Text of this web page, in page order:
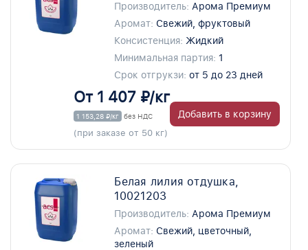
Производитель: Арома Премиум
Аромат: Свежий, фруктовый
Консистенция: Жидкий
Минимальная партия: 1
Срок отгрукзи: от 5 до 23 дней
От 1 407 ₽/кг
1 153,28 ₽/кг без НДС
(при заказе от 50 кг)
Добавить в корзину
Белая лилия отдушка,
10021203
Производитель: Арома Премиум
Аромат: Свежий, цветочный,
зеленый